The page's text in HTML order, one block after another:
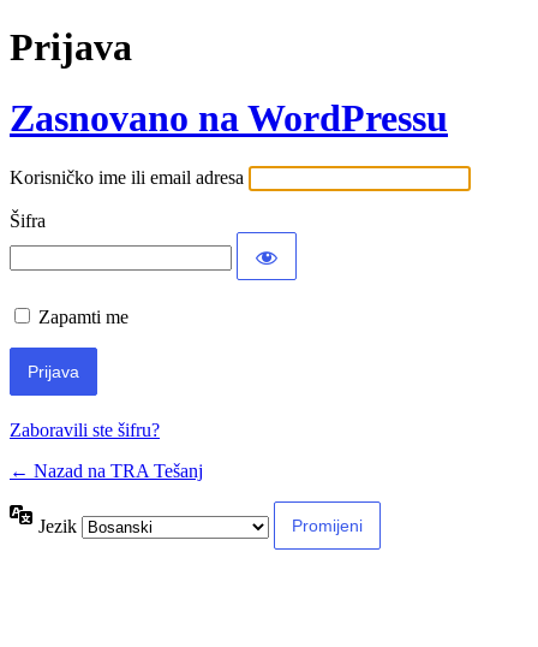
Prijava
Zasnovano na WordPressu
Korisničko ime ili email adresa
Šifra
Zapamti me
Zaboravili ste šifru?
← Nazad na TRA Tešanj
Jezik